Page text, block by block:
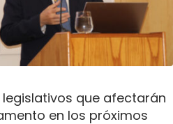
que afectarán
en los próximos